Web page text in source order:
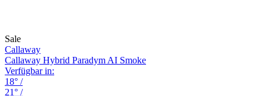
Sale
Callaway
Callaway Hybrid Paradym AI Smoke
Verfügbar in:
18° /
21° /